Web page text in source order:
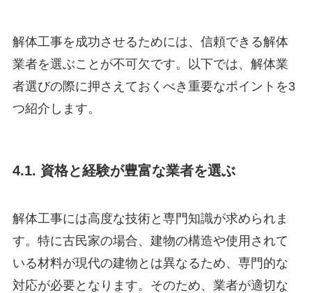
解体工事を成功させるためには、信頼できる解体
業者を選ぶことが不可欠です。以下では、解体業
者選びの際に押さえておくべき重要なポイントを3
つ紹介します。
4.1. 資格と経験が豊富な業者を選ぶ
解体工事には高度な技術と専門知識が求められま
す。特に古民家の場合、建物の構造や使用されて
いる材料が現代の建物とは異なるため、専門的な
対応が必要となります。そのため、業者が適切な